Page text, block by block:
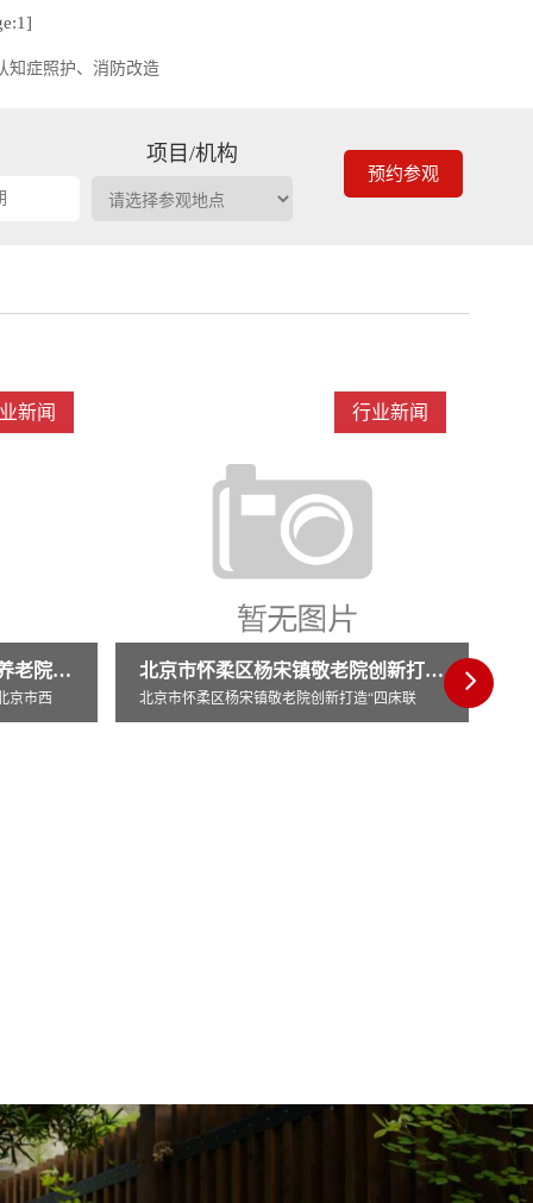
知症照护、消防改造
项目/机构
预约参观
新闻
北京市怀柔区杨宋镇敬老院创新打造“四床联
床联
行业新闻
权威解读医养融合政策!docx